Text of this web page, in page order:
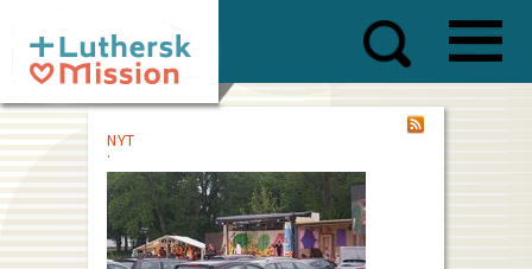
main
content
NYT